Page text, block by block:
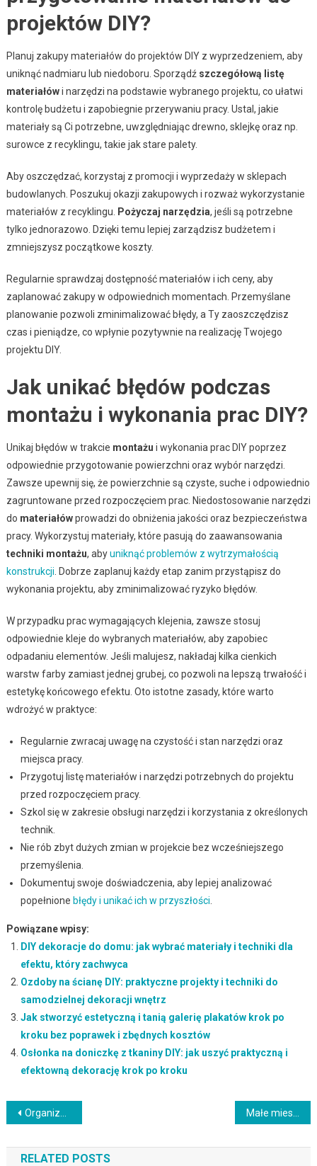
projektów DIY?
Planuj zakupy materiałów do projektów DIY z wyprzedzeniem, aby
uniknąć nadmiaru lub niedoboru. Sporządź szczegółową listę
materiałówi narzędzi na podstawie wybranego projektu, co ułatwi
kontrolę budżetu i zapobiegnie przerywaniu pracy. Ustal, jakie
materiały są Ci potrzebne, uwzględniając drewno, sklejkę oraz np.
surowce z recyklingu, takie jak stare palety.
Aby oszczędzać, korzystaj z promocji i wyprzedaży w sklepach
budowlanych. Poszukuj okazji zakupowych i rozważ wykorzystanie
materiałów z recyklingu. Pożyczaj narzędzia, jeśli są potrzebne
tylko jednorazowo. Dzięki temu lepiej zarządzisz budżetem i
zmniejszysz początkowe koszty.
Regularnie sprawdzaj dostępność materiałów i ich ceny, aby
zaplanować zakupy w odpowiednich momentach. Przemyślane
planowanie pozwoli zminimalizować błędy, a Ty zaoszczędzisz
czas i pieniądze, co wpłynie pozytywnie na realizację Twojego
projektu DIY.
Jak unikać błędów podczas
montażu i wykonania prac DIY?
Unikaj błędów w trakcie montażu i wykonania prac DIY poprzez
odpowiednie przygotowanie powierzchni oraz wybór narzędzi.
Zawsze upewnij się, że powierzchnie są czyste, suche i odpowiednio
zagruntowane przed rozpoczęciem prac. Niedostosowanie narzędzi
do materiałówprowadzi do obniżenia jakości oraz bezpieczeństwa
pracy. Wykorzystuj materiały, które pasują do zaawansowania
techniki montażu, abyuniknąć problemów z wytrzymałością
konstrukcji . Dobrze zaplanuj każdy etap zanim przystąpisz do
wykonania projektu, aby zminimalizować ryzyko błędów.
W przypadku prac wymagających klejenia, zawsze stosuj
odpowiednie kleje do wybranych materiałów, aby zapobiec
odpadaniu elementów. Jeśli malujesz, nakładaj kilka cienkich
warstw farby zamiast jednej grubej, co pozwoli na lepszą trwałość i
estetykę końcowego efektu. Oto istotne zasady, które warto
wdrożyć w praktyce:
Regularnie zwracaj uwagę na czystość i stan narzędzi oraz
miejsca pracy.
Przygotuj listę materiałów i narzędzi potrzebnych do projektu
przed rozpoczęciem pracy.
Szkol się w zakresie obsługi narzędzi i korzystania z określonych
technik.
Nie rób zbyt dużych zmian w projekcie bez wcześniejszego
przemyślenia.
Dokumentuj swoje doświadczenia, aby lepiej analizować
popełnione błędy i unikać ich w przyszłości
Powiązane wpisy:
DIY dekoracje do domu: jak wybrać materiały i techniki dla
efektu, który zachwyca
Ozdoby na ścianę DIY: praktyczne projekty i techniki do
samodzielnej dekoracji wnętrz
Jak stworzyć estetyczną i tanią galerię plakatów krok po
kroku bez poprawek i zbędnych kosztów
Osłonka na doniczkę z tkaniny DIY: jak uszyć praktyczną i
efektowną dekorację krok po kroku
Nawigacja
wpisu
Organizer do garderoby DIY: wybór metody, narzędzia i praktyczne porady na start
RELATED POSTS